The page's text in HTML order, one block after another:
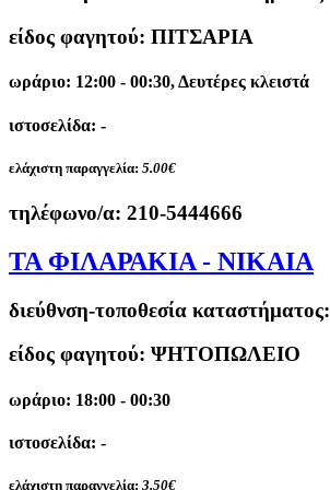
είδος φαγητού: ΠΙΤΣΑΡΙΑ
ωράριο: 12:00 - 00:30, Δευτέρες κλειστά
ιστοσελίδα: -
ελάχιστη παραγγελία: 5.00€
τηλέφωνο/α: 210-5444666
ΤΑ ΦΙΛΑΡΑΚΙΑ - ΝΙΚΑΙΑ
διεύθνση-τοποθεσία καταστήματος:
είδος φαγητού: ΨΗΤΟΠΩΛΕΙΟ
ωράριο: 18:00 - 00:30
ιστοσελίδα: -
ελάχιστη παραγγελία: 3.50€